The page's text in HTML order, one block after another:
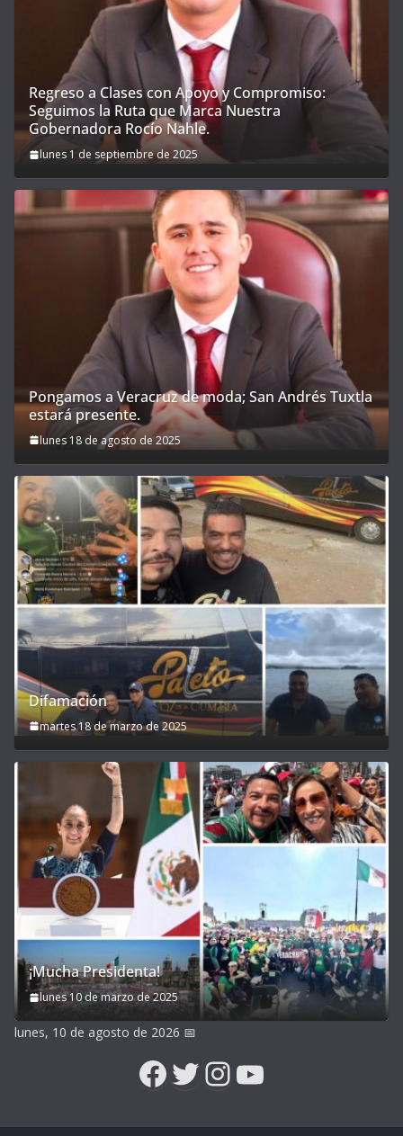
Regreso a Clases con Apoyo y Compromiso:
Seguimos la Ruta que Marca Nuestra
Gobernadora Rocío Nahle.
lunes 1 de septiembre de 2025
Pongamos a Veracruz de moda; San Andrés Tuxtla
estará presente.
lunes 18 de agosto de 2025
Difamación
martes 18 de marzo de 2025
¡Mucha Presidenta!
lunes 10 de marzo de 2025
lunes, 10 de agosto de 2026 📅
Facebook
Twitter
Instagram
YouTube